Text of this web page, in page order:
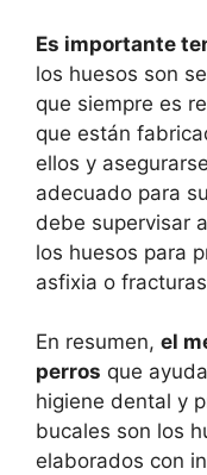
Es importante
los huesos son
que siempre es
que están
ellos y
adecuado para
debe supervisar
los huesos para
asfixia o
En resumen, el
perros que
higiene dental y
bucales son los
elaborados con